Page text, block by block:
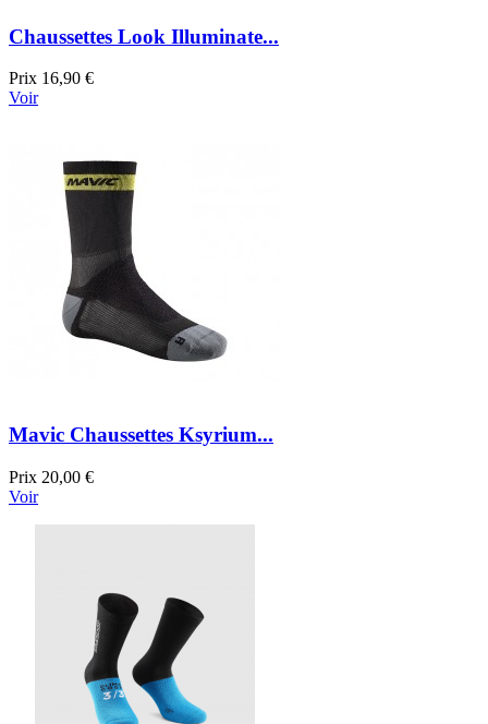
Chaussettes Look Illuminate...
Prix 16,90 €
Voir
Mavic Chaussettes Ksyrium...
Prix 20,00 €
Voir